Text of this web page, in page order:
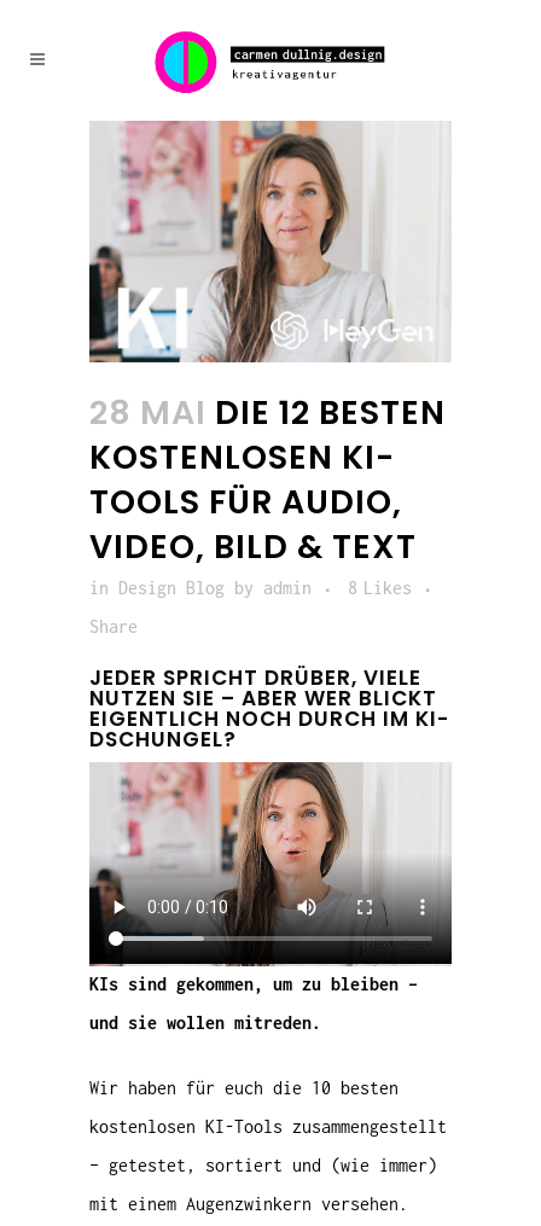
28 MAI DIE 12 BESTEN
KOSTENLOSEN KI-
TOOLS FÜR AUDIO,
VIDEO, BILD & TEXT
in Design Blog by admin 8 Likes
Share
JEDER SPRICHT DRÜBER, VIELE
NUTZEN SIE – ABER WER BLICKT
EIGENTLICH NOCH DURCH IM KI-
DSCHUNGEL?
KIs sind gekommen, um zu bleiben –
und sie wollen mitreden.
Wir haben für euch die 10 besten
kostenlosen KI-Tools zusammengestellt
– getestet, sortiert und (wie immer)
mit einem Augenzwinkern versehen.